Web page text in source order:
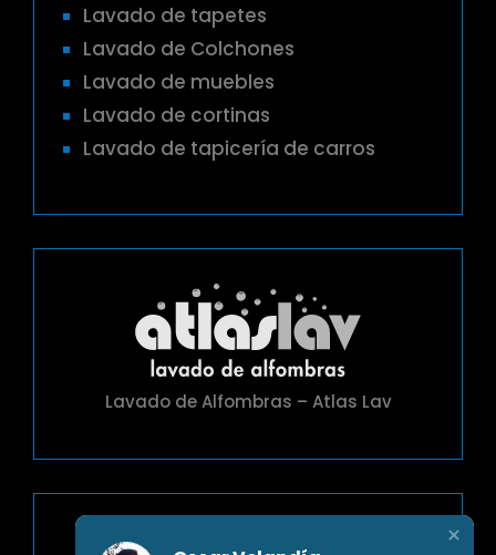
Lavado de tapetes
Lavado de Colchones
Lavado de muebles
Lavado de cortinas
Lavado de tapicería de carros
Lavado de Alfombras – Atlas Lav
Contacto